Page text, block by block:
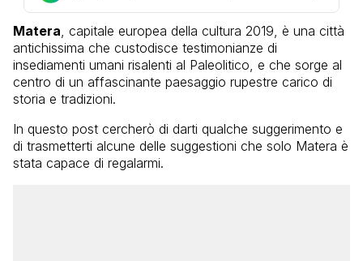
Matera, capitale europea della cultura 2019, è una città
antichissima che custodisce testimonianze di
insediamenti umani risalenti al Paleolitico, e che sorge al
centro di un affascinante paesaggio rupestre carico di
storia e tradizioni.
In questo post cercherò di darti qualche suggerimento e
di trasmetterti alcune delle suggestioni che solo Matera è
stata capace di regalarmi.